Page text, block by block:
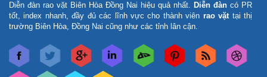
Diễn đàn rao vặt Biên Hòa Đồng Nai hiệu quả nhất. Diễn đàn có PR
tốt, index nhanh, đầy đủ các lĩnh vực cho thành viên rao vặttại thị
trường Biên Hòa, Đồng Nai cũng như các tỉnh lân cận.